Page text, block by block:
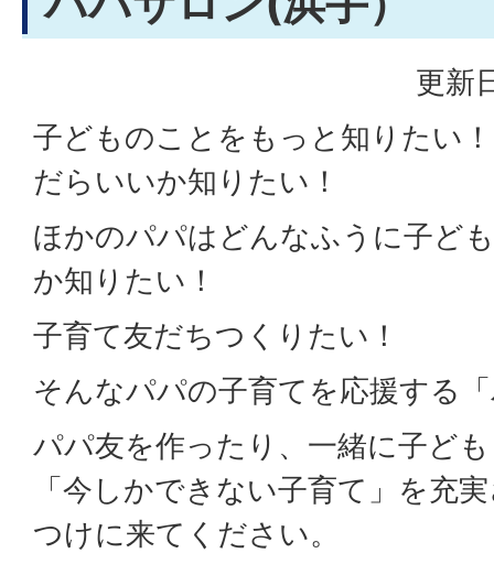
更新
子どものことをもっと知りたい
だらいいか知りたい！
ほかのパパはどんなふうに子ど
か知りたい！
子育て友だちつくりたい！
そんなパパの子育てを応援する
パパ友を作ったり、一緒に子ど
「今しかできない子育て」を充
つけに来てください。